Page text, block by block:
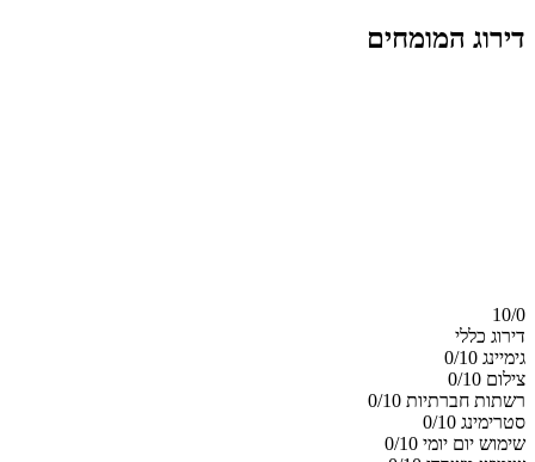
דירוג המומחים
10/0
דירוג כללי
גימיינג 0/10
צילום 0/10
רשתות חברתיות 0/10
סטרימינג 0/10
שימוש יום יומי 0/10